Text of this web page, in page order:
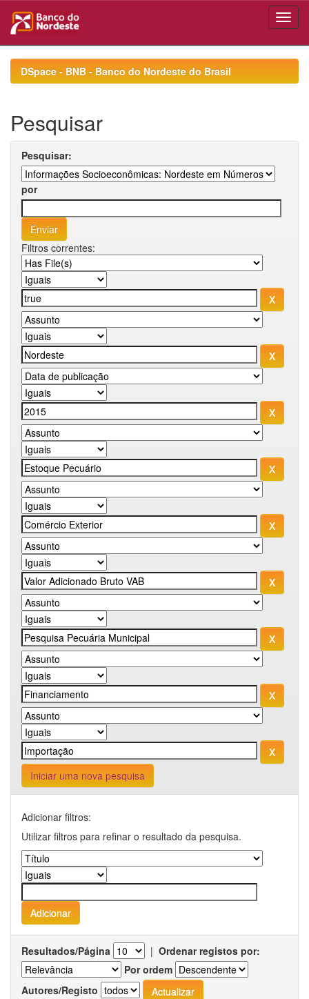
navigationDSpace - BNB - Banco do Nordeste do Brasil
Pesquisar
Pesquisar:
por
Filtros correntes:
Iniciar uma nova pesquisa
Adicionar filtros:
Utilizar filtros para refinar o resultado da pesquisa.
Resultados/Página | Ordenar registos por:
Por ordem
Autores/Registo